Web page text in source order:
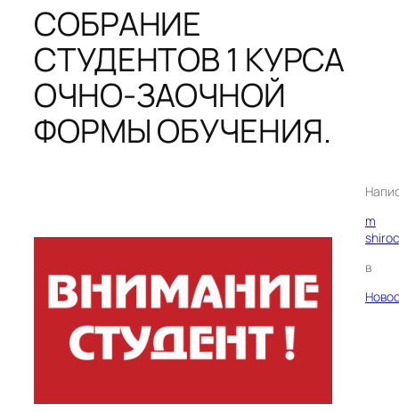
СОБРАНИЕ
СТУДЕНТОВ 1 КУРСА
ОЧНО-ЗАОЧНОЙ
ФОРМЫ ОБУЧЕНИЯ.
m
в